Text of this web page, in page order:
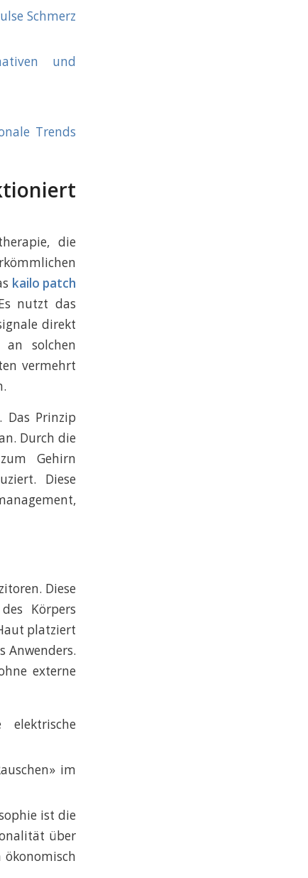
Schmerz
und
Trends
die
kailo patch
nutzt das
direkt
solchen
vermehrt
Das Prinzip
Durch die
Gehirn
Diese
Diese
Körpers
platziert
Anwenders.
externe
elektrische
im
ist die
über
ökonomisch